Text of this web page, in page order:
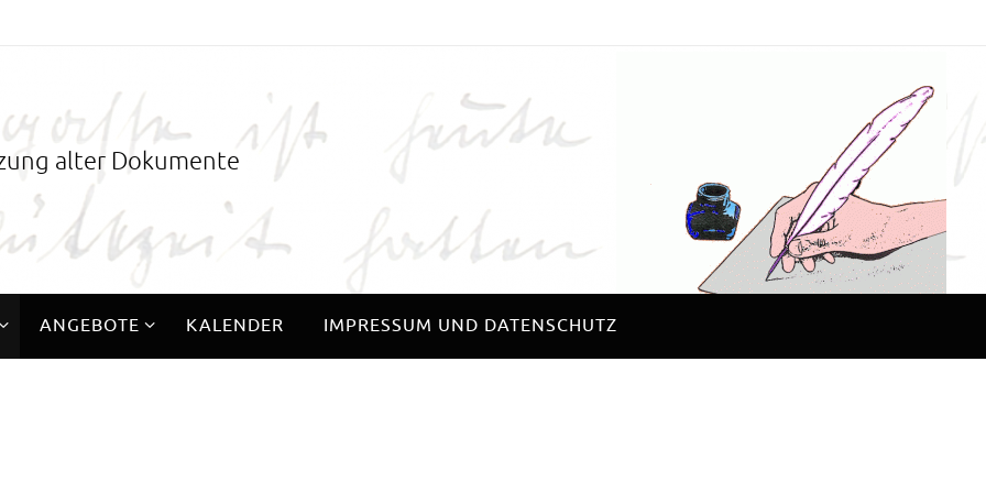
alter Dokumente
ANGEBOTE KALENDER IMPRESSUM UND DATENSCHUTZ